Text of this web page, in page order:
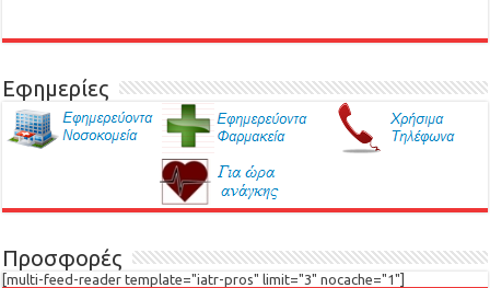
Εφημερίες
Προσφορές
[multi-feed-reader template="iatr-pros" limit="3" nocache="1"]